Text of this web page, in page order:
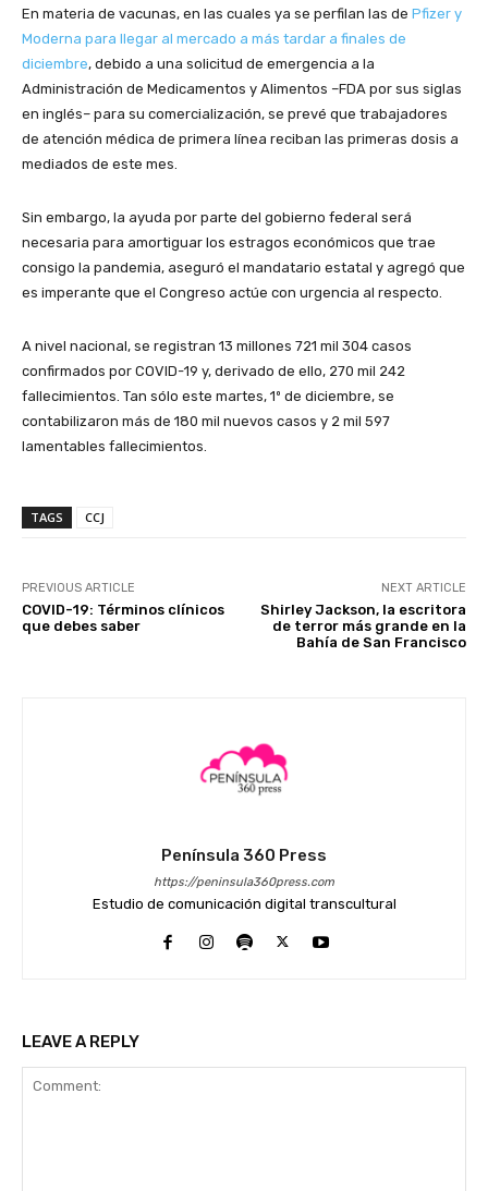
En materia de vacunas, en las cuales ya se perfilan las de Pfizer y
Moderna para llegar al mercado a más tardar a finales de
diciembre, debido a una solicitud de emergencia a la
Administración de Medicamentos y Alimentos –FDA por sus siglas
en inglés– para su comercialización, se prevé que trabajadores
de atención médica de primera línea reciban las primeras dosis a
mediados de este mes.
Sin embargo, la ayuda por parte del gobierno federal será
necesaria para amortiguar los estragos económicos que trae
consigo la pandemia, aseguró el mandatario estatal y agregó que
es imperante que el Congreso actúe con urgencia al respecto.
A nivel nacional, se registran 13 millones 721 mil 304 casos
confirmados por COVID-19 y, derivado de ello, 270 mil 242
fallecimientos. Tan sólo este martes, 1º de diciembre, se
contabilizaron más de 180 mil nuevos casos y 2 mil 597
lamentables fallecimientos.
TAGS CCJ
PREVIOUS ARTICLE
COVID-19: Términos clínicos
que debes saber
NEXT ARTICLE
Shirley Jackson, la escritora
de terror más grande en la
Bahía de San Francisco
Península 360 Press
https://peninsula360press.com
Estudio de comunicación digital transcultural
LEAVE A REPLY